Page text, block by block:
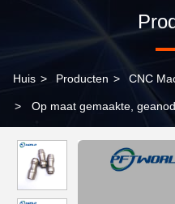
Huis > Producten > CNC
> Op maat gemaakte,